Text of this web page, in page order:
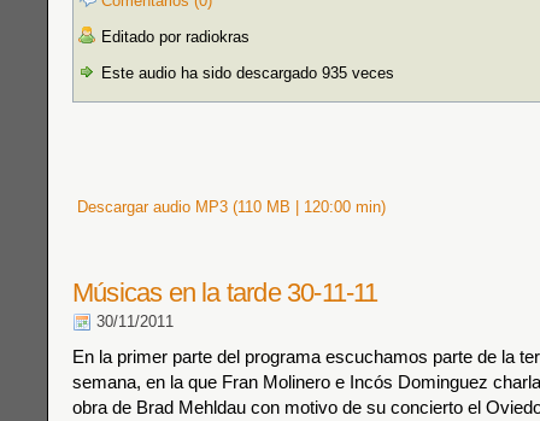
Editado por radiokras
Este audio ha sido descargado 935 veces
Descargar audio MP3 (110 MB | 120:00 min)
Músicas en la tarde 30-11-11
30/11/2011
En la primer parte del programa escuchamos parte de la
semana, en la que Fran Molinero e Incós Dominguez
obra de Brad Mehldau con motivo de su concierto el